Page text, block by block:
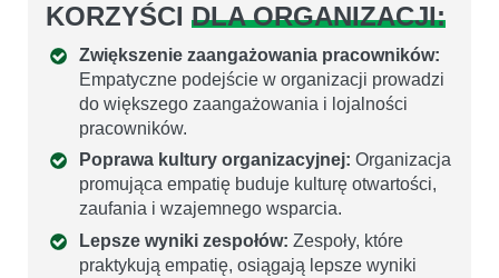
KORZYŚCI DLA ORGANIZACJI:
Zwiększenie zaangażowania pracowników:
Empatyczne podejście w organizacji prowadzi
do większego zaangażowania i lojalności
pracowników.
Poprawa kultury organizacyjnej: Organizacja
promująca empatię buduje kulturę otwartości,
zaufania i wzajemnego wsparcia.
Lepsze wyniki zespołów: Zespoły, które
praktykują empatię, osiągają lepsze wyniki